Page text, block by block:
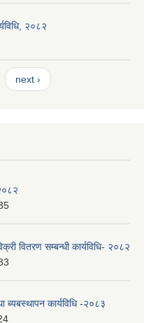
२०८२
next ›
वितरण सम्बन्धी कार्यविधि- २०८२
कार्यविधि -२०८३